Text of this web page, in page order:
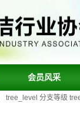
会员风采
tree_level 分支等级